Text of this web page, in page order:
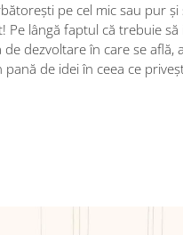
pe cel mic sau pur
Pe lângă faptul că trebuie
dezvoltare în care se află,
de idei în ceea ce